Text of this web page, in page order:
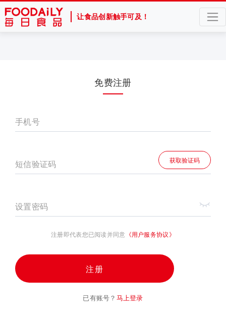
让食品创新触手可及！
免费注册
手机号
短信验证码 获取验证码
设置密码
注册即代表您已阅读并同意 《用户服务协议》
注册
已有账号？ 马上登录